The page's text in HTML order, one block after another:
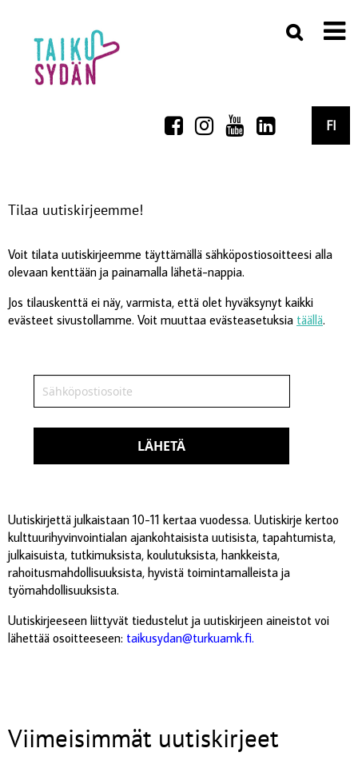
FI
Tilaa uutiskirjeemme!
Voit tilata uutiskirjeemme täyttämällä sähköpostiosoitteesi alla
olevaan kenttään ja painamalla lähetä-nappia.
Jos tilauskenttä ei näy, varmista, että olet hyväksynyt kaikki
evästeet sivustollamme. Voit muuttaa evästeasetuksia täällä.
LÄHETÄ
Uutiskirjettä julkaistaan 10-11 kertaa vuodessa. Uutiskirje kertoo
kulttuurihyvinvointialan ajankohtaisista uutisista, tapahtumista,
julkaisuista, tutkimuksista, koulutuksista, hankkeista,
rahoitusmahdollisuuksista, hyvistä toimintamalleista ja
työmahdollisuuksista.
Uutiskirjeeseen liittyvät tiedustelut ja uutiskirjeen aineistot voi
lähettää osoitteeseen: taikusydan@turkuamk.fi.
Viimeisimmät uutiskirjeet